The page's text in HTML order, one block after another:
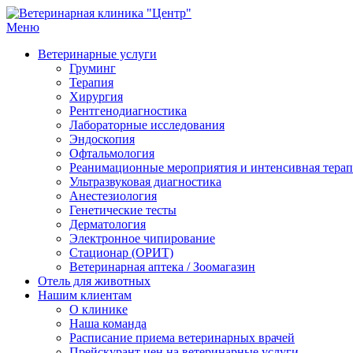
Перейти
к
Меню
Ветеринарные услуги
Груминг
Терапия
Хирургия
Рентгенодиагностика
Лабораторные исследования
Эндоскопия
Офтальмология
Реанимационные мероприятия и интенсивная
Ультразвуковая диагностика
Анестезиология
Генетические тесты
Дерматология
Электронное чипирование
Стационар (ОРИТ)
Ветеринарная аптека / Зоомагазин
Отель для животных
Нашим клиентам
О клинике
Наша команда
Расписание приема ветеринарных врачей